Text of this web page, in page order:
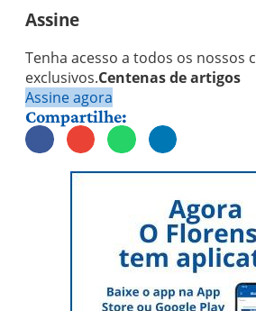
Assine
Tenha acesso a todos os nossos
exclusivos.Centenas de artigos
Assine agora
Compartilhe: